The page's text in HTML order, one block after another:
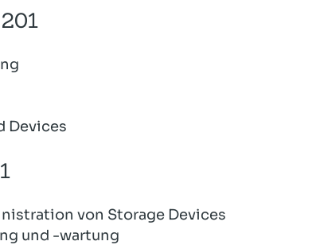
Devices
von Storage Devices
und -wartung